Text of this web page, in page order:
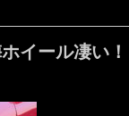
ホイール凄い